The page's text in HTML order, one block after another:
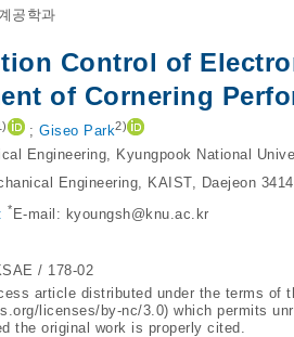
공학과
Control of
of Cornering
; Giseo Park2)
Engineering, Kyungpook National
Engineering, KAIST, Daejeon
* E-mail: kyoungsh@knu.ac.kr
/ 178-02
article distributed under the terms of
licenses/by-nc/3.0) which permits
the original work is properly cited.